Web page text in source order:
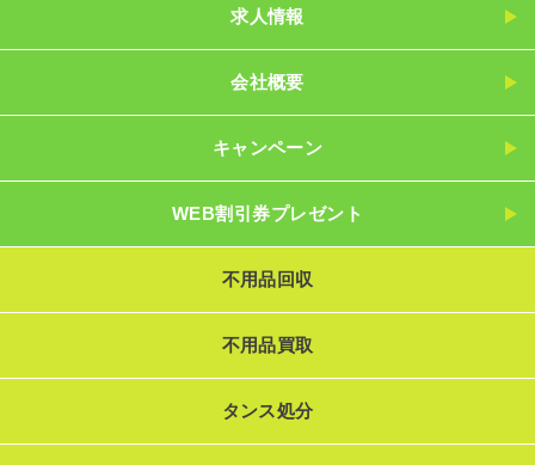
求人情報
会社概要
キャンペーン
WEB割引券プレゼント
不用品回収
不用品買取
タンス処分